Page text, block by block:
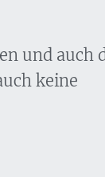
und auch
keine